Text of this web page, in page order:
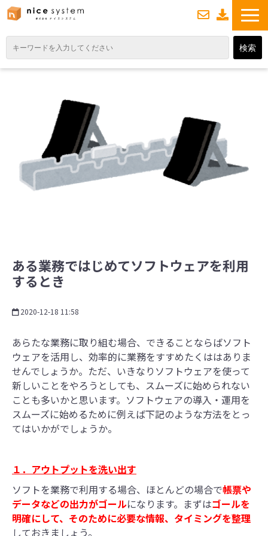
業務DXソリューション
業務から探す
導入事例
業務のお悩みスッキリ通信
ある業務ではじめてソフトウェアを利用
するとき
2020-12-18 11:58
あらたな業務に取り組む場合、できることならばソフト
ウェアを活用し、効率的に業務をすすめたくははありま
せんでしょうか。ただ、いきなりソフトウェアを使って
新しいことをやろうとしても、スムーズに始められない
ことも多いかと思います。ソフトウェアの導入・運用を
スムーズに始めるために例えば下記のような方法をとっ
てはいかがでしょうか。
１．アウトプットを洗い出す
ソフトを業務で利用する場合、ほとんどの場合で帳票や
データなどの出力がゴールになります。まずはゴールを
明確にして、そのために必要な情報、タイミングを整理
しておきましょう。